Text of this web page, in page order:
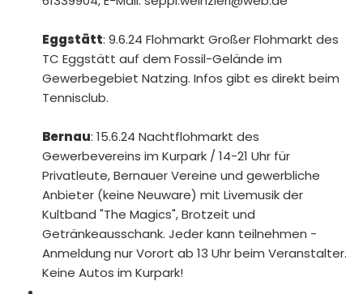
Eggstätt: 9.6.24 Flohmarkt Großer Flohmarkt des
TC Eggstätt auf dem Fossil-Gelände im
Gewerbegebiet Natzing. Infos gibt es direkt beim
Tennisclub.
Bernau: 15.6.24 Nachtflohmarkt des
Gewerbevereins im Kurpark / 14-21 Uhr für
Privatleute, Bernauer Vereine und gewerbliche
Anbieter (keine Neuware) mit Livemusik der
Kultband "The Magics", Brotzeit und
Getränkeausschank. Jeder kann teilnehmen -
Anmeldung nur Vorort ab 13 Uhr beim Veranstalter.
Keine Autos im Kurpark!